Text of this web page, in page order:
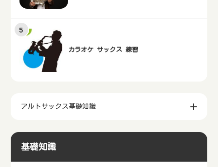
カラオケ サックス 練習
アルトサックス基礎知識
基礎知識